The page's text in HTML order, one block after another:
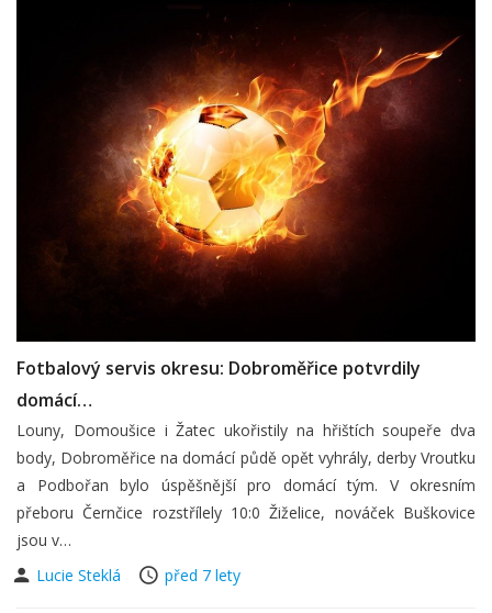
Fotbalový servis okresu: Dobroměřice potvrdily
domácí…
Louny, Domoušice i Žatec ukořistily na hřištích soupeře dva
body, Dobroměřice na domácí půdě opět vyhrály, derby Vroutku
a Podbořan bylo úspěšnější pro domácí tým. V okresním
přeboru Černčice rozstřílely 10:0 Žiželice, nováček Buškovice
jsou v…
Lucie Steklá
před 7 lety